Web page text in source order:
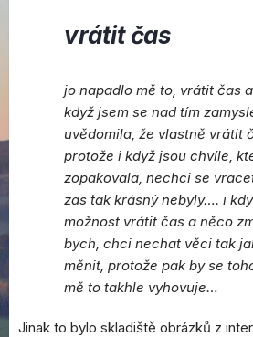
vrátit čas
jo napadlo mě to, vrátit čas
když jsem se nad tím
uvědomila, že vlastně vrátit
protože i když jsou chvíle,
zopakovala, nechci se
zas tak krásný nebyly…. i
možnost vrátit čas a něco
bych, chci nechat věci tak
měnit, protože pak by se
mě to takhle vyhovuje…
Jinak to bylo skladiště obrázků z